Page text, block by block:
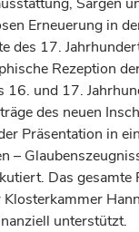
Erneuerung in
des 17.
Rezeption
16. und 17.
des neuen
Präsentation in
–
Das gesamte
unterstützt.